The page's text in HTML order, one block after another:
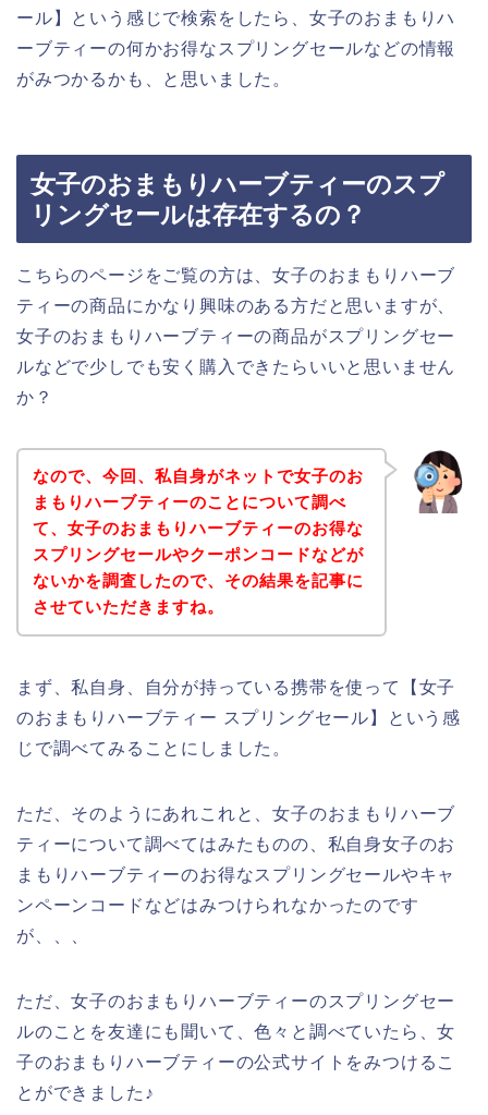
ール】という感じで検索をしたら、女子のおまもりハ
ーブティーの何かお得なスプリングセールなどの情報
がみつかるかも、と思いました。
女子のおまもりハーブティーのスプ
リングセールは存在するの？
こちらのページをご覧の方は、女子のおまもりハーブ
ティーの商品にかなり興味のある方だと思いますが、
女子のおまもりハーブティーの商品がスプリングセー
ルなどで少しでも安く購入できたらいいと思いません
か？
なので、今回、私自身がネットで女子のお
まもりハーブティーのことについて調べ
て、女子のおまもりハーブティーのお得な
スプリングセールやクーポンコードなどが
ないかを調査したので、その結果を記事に
させていただきますね。
まず、私自身、自分が持っている携帯を使って【女子
のおまもりハーブティー スプリングセール】という感
じで調べてみることにしました。
ただ、そのようにあれこれと、女子のおまもりハーブ
ティーについて調べてはみたものの、私自身女子のお
まもりハーブティーのお得なスプリングセールやキャ
ンペーンコードなどはみつけられなかったのです
が、、、
ただ、女子のおまもりハーブティーのスプリングセー
ルのことを友達にも聞いて、色々と調べていたら、女
子のおまもりハーブティーの公式サイトをみつけるこ
とができました♪